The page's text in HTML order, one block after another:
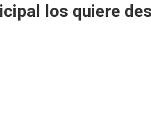
los quiere